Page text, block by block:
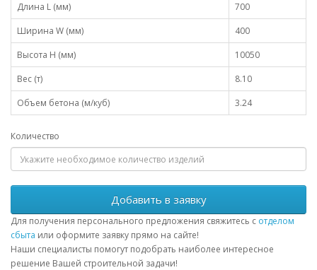
Длина L (мм)
700
Ширина W (мм)
400
Высота H (мм)
10050
Вес (т)
8.10
Объем бетона (м/куб)
3.24
Количество
Добавить в заявку
Для получения персонального предложения свяжитесь с отделом
сбыта или оформите заявку прямо на сайте!
Наши специалисты помогут подобрать наиболее интересное
решение Вашей строительной задачи!